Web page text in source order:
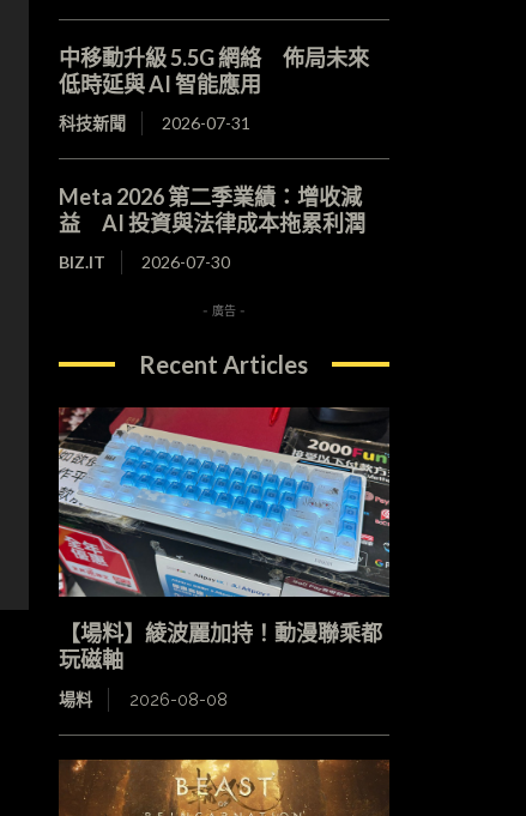
中移動升級 5.5G 網絡 佈局未來
低時延與 AI 智能應用
科技新聞 2026-07-31
Meta 2026 第二季業績：增收減
益 AI 投資與法律成本拖累利潤
BIZ.IT 2026-07-30
- 廣告 -
Recent Articles
【場料】綾波麗加持！動漫聯乘都
玩磁軸
場料 2026-08-08